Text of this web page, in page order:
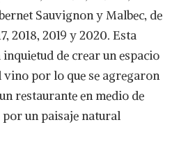
Sauvignon y Malbec, de
2018, 2019 y 2020. Esta
de crear un espacio
por lo que se agregaron
restaurante en medio de
un paisaje natural